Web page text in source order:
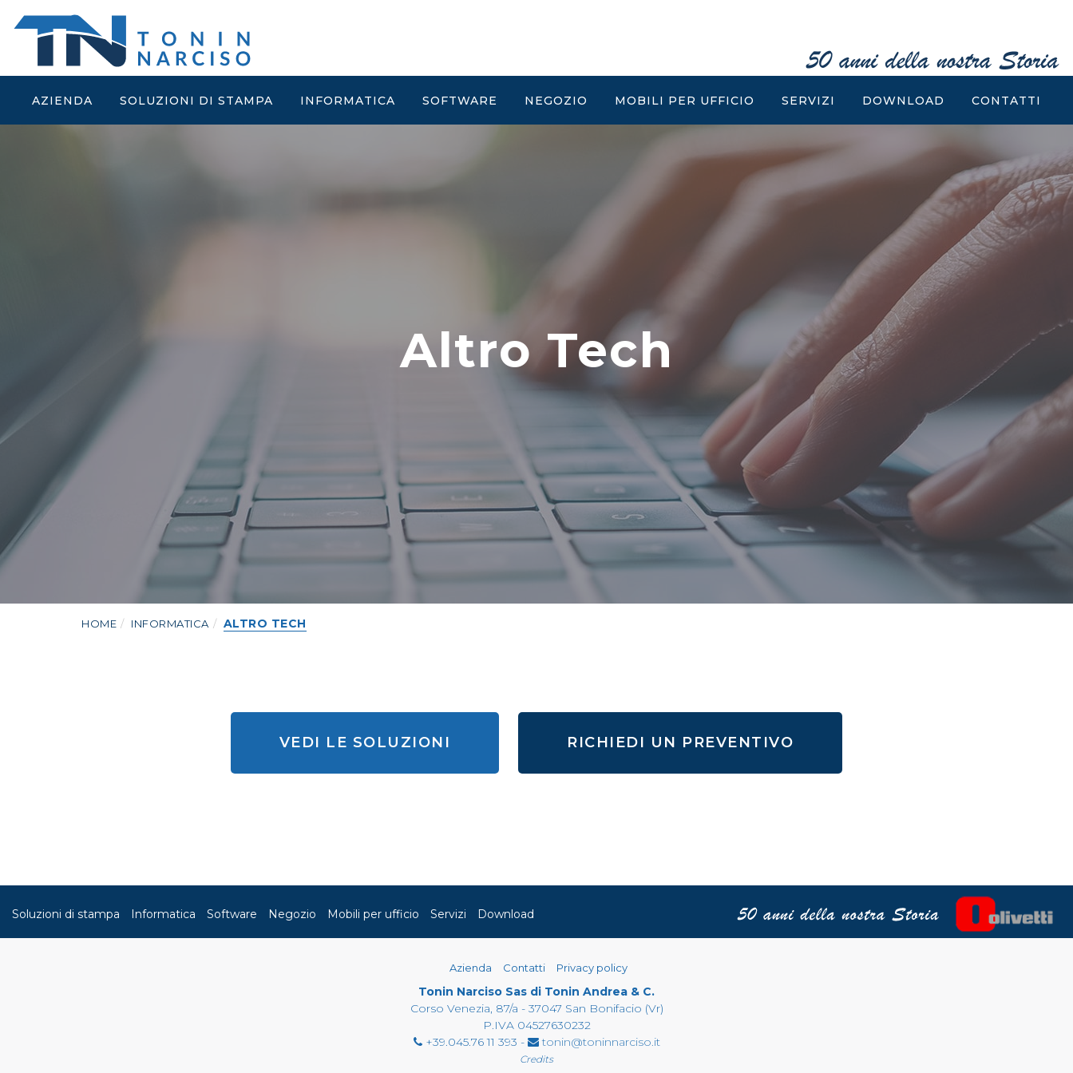
AZIENDA SOLUZIONI DI STAMPA INFORMATICA SOFTWARE NEGOZIO MOBILI PER UFFICIO SERVIZI DOWNLOAD CONTATTI
Altro Tech
HOME INFORMATICA ALTRO TECH
VEDI LE SOLUZIONI RICHIEDI UN PREVENTIVO
Soluzioni di stampa Informatica Software Negozio Mobili per ufficio Servizi Download
Azienda Contatti Privacy policy
Tonin Narciso Sas di Tonin Andrea & C.
Corso Venezia, 87/a - 37047 San Bonifacio (Vr)
P.IVA 04527630232
+39.045.76 11 393 -
tonin@toninnarciso.it
Credits